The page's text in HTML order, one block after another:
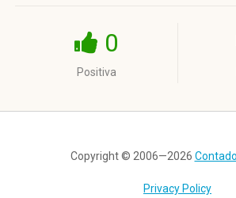
0
Positiva
Copyright © 2006—2026
Privacy Policy